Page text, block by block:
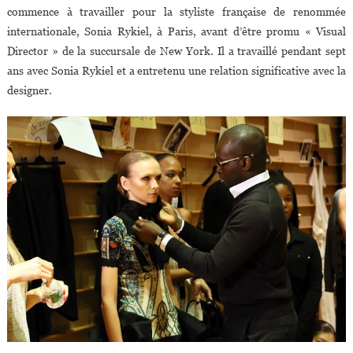
commence à travailler pour la styliste française de renommée
internationale, Sonia Rykiel, à Paris, avant d’être promu « Visual
Director » de la succursale de New York. Il a travaillé pendant sept
ans avec Sonia Rykiel et a entretenu une relation significative avec la
designer.